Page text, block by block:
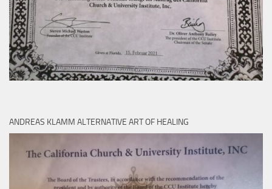
ANDREAS KLAMM ALTERNATIVE ART OF HEALING